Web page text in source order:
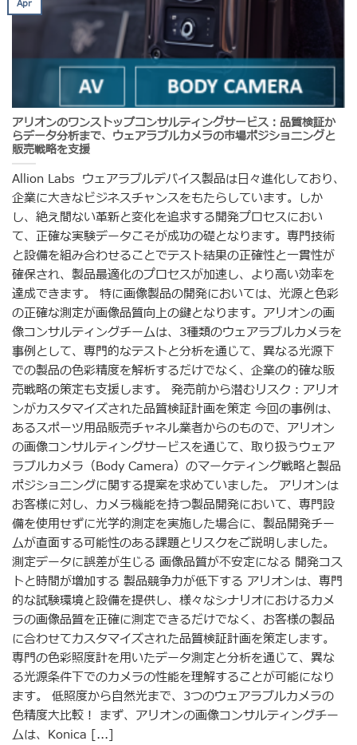
アリオンのワンストップコンサルティングサービス：品質検証か
らデータ分析まで、ウェアラブルカメラの市場ポジショニングと
販売戦略を支援
Allion Labs ウェアラブルデバイス製品は日々進化しており、
企業に大きなビジネスチャンスをもたらしています。しか
し、絶え間ない革新と変化を追求する開発プロセスにおい
て、正確な実験データこそが成功の礎となります。専門技術
と設備を組み合わせることでテスト結果の正確性と一貫性が
確保され、製品最適化のプロセスが加速し、より高い効率を
達成できます。 特に画像製品の開発においては、光源と色彩
の正確な測定が画像品質向上の鍵となります。アリオンの画
像コンサルティングチームは、3種類のウェアラブルカメラを
事例として、専門的なテストと分析を通じて、異なる光源下
での製品の色彩精度を解析するだけでなく、企業の的確な販
売戦略の策定も支援します。 発売前から潜むリスク：アリオ
ンがカスタマイズされた品質検証計画を策定 今回の事例は、
あるスポーツ用品販売チャネル業者からのもので、アリオン
の画像コンサルティングサービスを通じて、取り扱うウェア
ラブルカメラ（Body Camera）のマーケティング戦略と製品
ポジショニングに関する提案を求めていました。 アリオンは
お客様に対し、カメラ機能を持つ製品開発において、専門設
備を使用せずに光学的測定を実施した場合に、製品開発チー
ムが直面する可能性のある課題とリスクをご説明しました。
測定データに誤差が生じる 画像品質が不安定になる 開発コス
トと時間が増加する 製品競争力が低下する アリオンは、専門
的な試験環境と設備を提供し、様々なシナリオにおけるカメ
ラの画像品質を正確に測定できるだけでなく、お客様の製品
に合わせてカスタマイズされた品質検証計画を策定します。
専門の色彩照度計を用いたデータ測定と分析を通じて、異な
る光源条件下でのカメラの性能を理解することが可能になり
ます。 低照度から自然光まで、3つのウェアラブルカメラの
色精度大比較！ まず、アリオンの画像コンサルティングチー
ムは、Konica [...]
Apr